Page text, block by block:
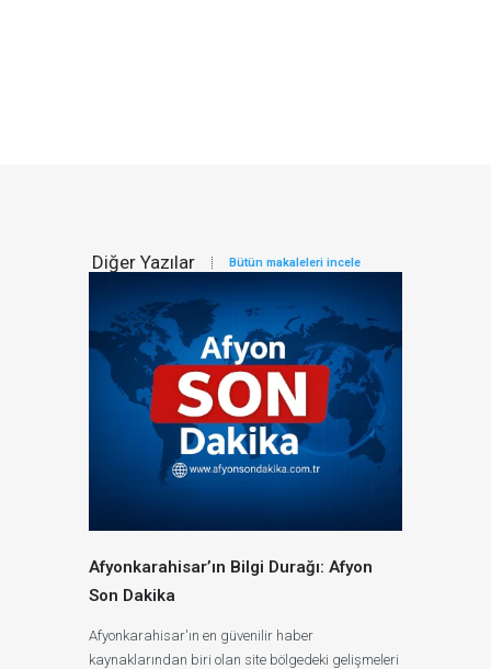
Diğer Yazılar Bütün makaleleri incele
Afyonkarahisar’ın Bilgi Durağı: Afyon
Son Dakika
Afyonkarahisar'ın en güvenilir haber
kaynaklarından biri olan site bölgedeki gelişmeleri